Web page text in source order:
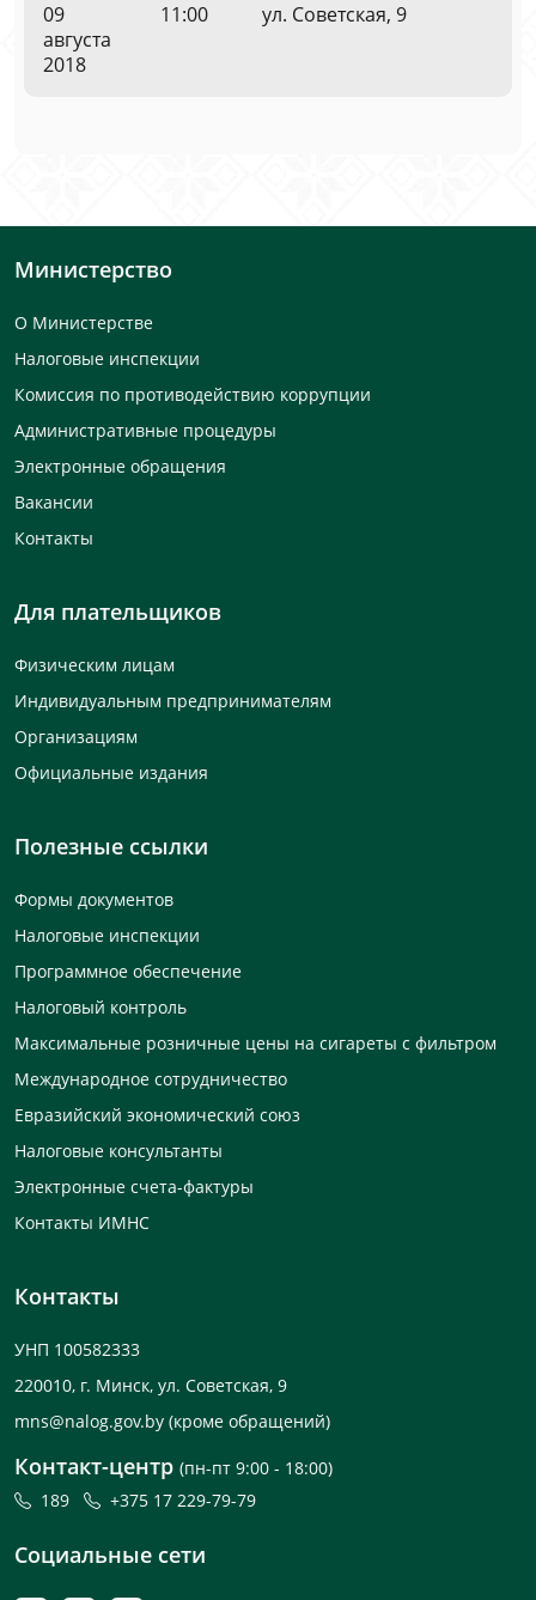
09
августа
2018
11:00 ул. Советская, 9
Министерство
О Министерстве
Налоговые инспекции
Комиссия по противодействию коррупции
Административные процедуры
Электронные обращения
Вакансии
Контакты
Для плательщиков
Физическим лицам
Индивидуальным предпринимателям
Организациям
Официальные издания
Полезные ссылки
Формы документов
Налоговые инспекции
Программное обеспечение
Налоговый контроль
Максимальные розничные цены на сигареты с фильтром
Международное сотрудничество
Евразийский экономический союз
Налоговые консультанты
Электронные счета-фактуры
Контакты ИМНС
Контакты
УНП 100582333
220010, г. Минск, ул. Советская, 9
mns@nalog.gov.by (кроме обращений)
Контакт-центр (пн-пт 9:00 - 18:00)
189
+375 17 229-79-79
Социальные сети